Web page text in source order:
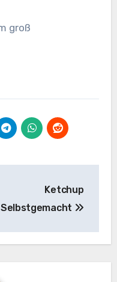
groß
Ketchup
Selbstgemacht